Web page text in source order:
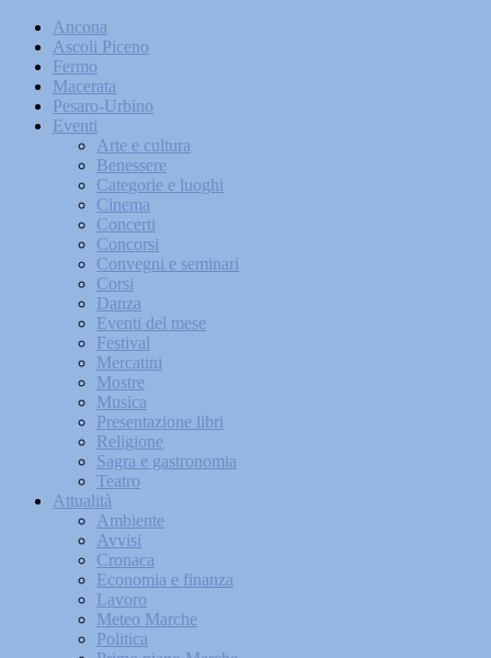
Ancona
Ascoli Piceno
Fermo
Macerata
Pesaro-Urbino
Eventi
Arte e cultura
Benessere
Categorie e luoghi
Cinema
Concerti
Concorsi
Convegni e seminari
Corsi
Danza
Eventi del mese
Festival
Mercatini
Mostre
Musica
Presentazione libri
Religione
Sagra e gastronomia
Teatro
Attualità
Ambiente
Avvisi
Cronaca
Economia e finanza
Lavoro
Meteo Marche
Politica